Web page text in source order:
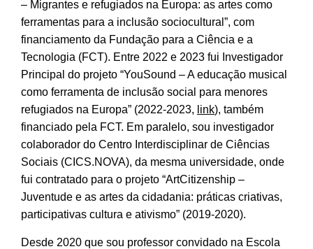
– Migrantes e refugiados na Europa: as artes como
ferramentas para a inclusão sociocultural”, com
financiamento da Fundação para a Ciência e a
Tecnologia (FCT). Entre 2022 e 2023 fui Investigador
Principal do projeto “YouSound – A educação musical
como ferramenta de inclusão social para menores
refugiados na Europa” (2022-2023, link), também
financiado pela FCT. Em paralelo, sou investigador
colaborador do Centro Interdisciplinar de Ciências
Sociais (CICS.NOVA), da mesma universidade, onde
fui contratado para o projeto “ArtCitizenship –
Juventude e as artes da cidadania: práticas criativas,
participativas cultura e ativismo” (2019-2020).
Desde 2020 que sou professor convidado na Escola